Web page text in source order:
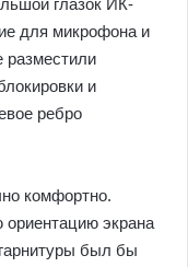
глазок ИК-
для микрофона и
разместили
и
ребро
комфортно.
ориентацию экрана
был бы